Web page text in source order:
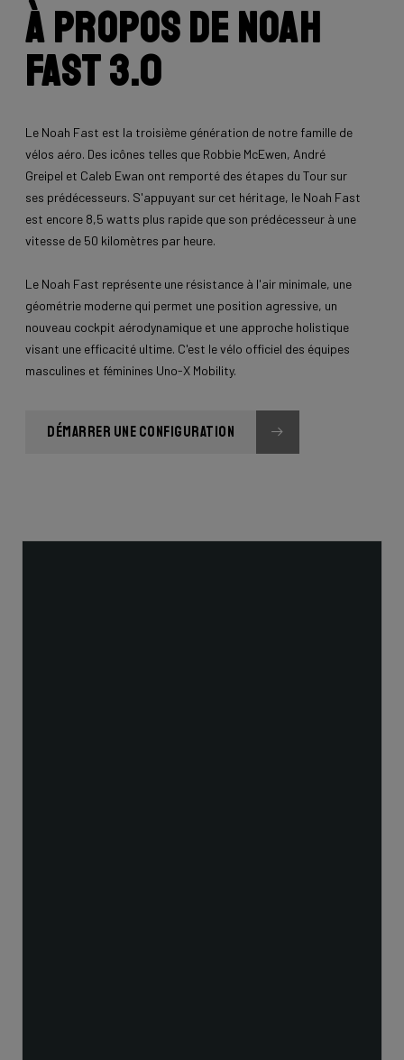
À propos de Noah
Fast 3.0
Le Noah Fast est la troisième génération de notre famille de
vélos aéro. Des icônes telles que Robbie McEwen, André
Greipel et Caleb Ewan ont remporté des étapes du Tour sur
ses prédécesseurs. S'appuyant sur cet héritage, le Noah Fast
est encore 8,5 watts plus rapide que son prédécesseur à une
vitesse de 50 kilomètres par heure.
Le Noah Fast représente une résistance à l'air minimale, une
géométrie moderne qui permet une position agressive, un
nouveau cockpit aérodynamique et une approche holistique
visant une efficacité ultime. C'est le vélo officiel des équipes
masculines et féminines Uno-X Mobility.
DÉMARRER UNE CONFIGURATION